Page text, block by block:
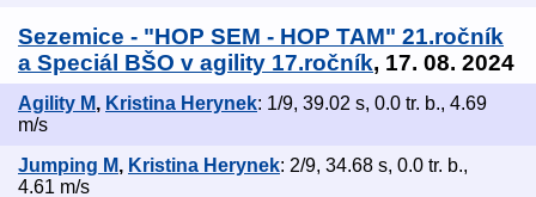
Sezemice - "HOP SEM - HOP TAM" 21.ročník
a Speciál BŠO v agility 17.ročník, 17. 08. 2024
Agility M, Kristina Herynek: 1/9, 39.02 s, 0.0 tr. b., 4.69
m/s
Jumping M, Kristina Herynek: 2/9, 34.68 s, 0.0 tr. b.,
4.61 m/s